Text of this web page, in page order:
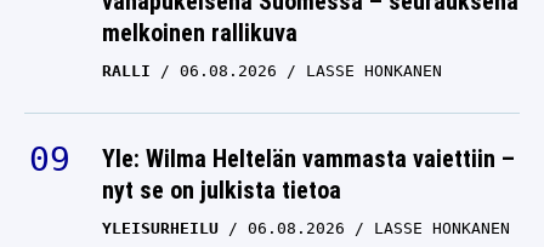
melkoinen rallikuva
RALLI 06.08.2026 LASSE HONKANEN
Yle: Wilma Heltelän vammasta vaiettiin –
nyt se on julkista tietoa
YLEISURHEILU 06.08.2026 LASSE HONKANEN